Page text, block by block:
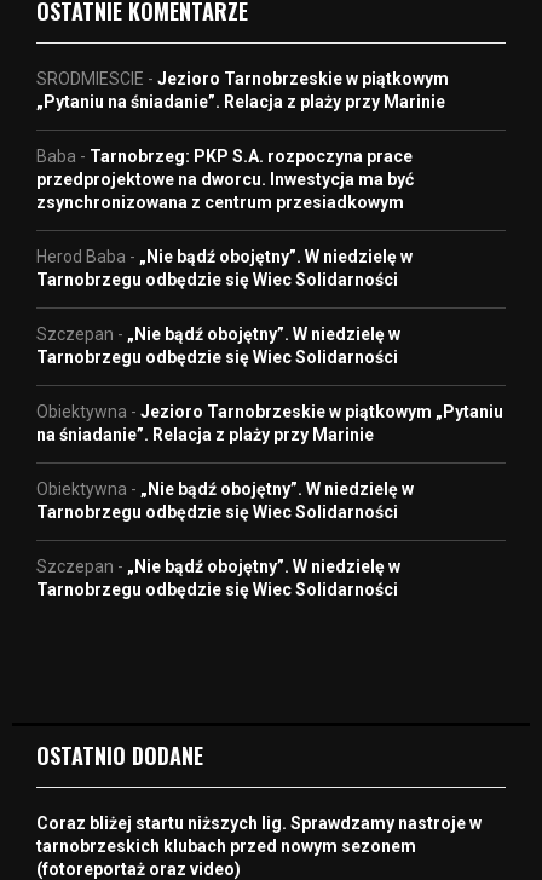
OSTATNIE KOMENTARZE
SRODMIESCIE - Jezioro Tarnobrzeskie w piątkowym
„Pytaniu na śniadanie”. Relacja z plaży przy Marinie
Baba - Tarnobrzeg: PKP S.A. rozpoczyna prace
przedprojektowe na dworcu. Inwestycja ma być
zsynchronizowana z centrum przesiadkowym
Herod Baba - „Nie bądź obojętny”. W niedzielę w
Tarnobrzegu odbędzie się Wiec Solidarności
Szczepan - „Nie bądź obojętny”. W niedzielę w
Tarnobrzegu odbędzie się Wiec Solidarności
Obiektywna - Jezioro Tarnobrzeskie w piątkowym „Pytaniu
na śniadanie”. Relacja z plaży przy Marinie
Obiektywna - „Nie bądź obojętny”. W niedzielę w
Tarnobrzegu odbędzie się Wiec Solidarności
Szczepan - „Nie bądź obojętny”. W niedzielę w
Tarnobrzegu odbędzie się Wiec Solidarności
OSTATNIO DODANE
Coraz bliżej startu niższych lig. Sprawdzamy nastroje w
tarnobrzeskich klubach przed nowym sezonem
(fotoreportaż oraz video)